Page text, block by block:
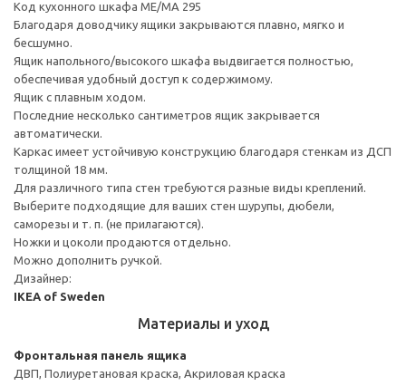
Код кухонного шкафа ME/MA 295
Благодаря доводчику ящики закрываются плавно, мягко и
бесшумно.
Ящик напольного/высокого шкафа выдвигается полностью,
обеспечивая удобный доступ к содержимому.
Ящик с плавным ходом.
Последние несколько сантиметров ящик закрывается
автоматически.
Каркас имеет устойчивую конструкцию благодаря стенкам из ДСП
толщиной 18 мм.
Для различного типа стен требуются разные виды креплений.
Выберите подходящие для ваших стен шурупы, дюбели,
саморезы и т. п. (не прилагаются).
Ножки и цоколи продаются отдельно.
Можно дополнить ручкой.
Дизайнер:
IKEA of Sweden
Материалы и уход
Фронтальная панель ящика
ДВП, Полиуретановая краска, Акриловая краска